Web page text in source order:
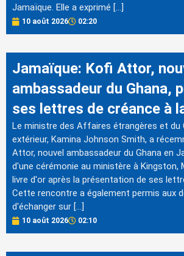
Jamaïque. Elle a exprimé […]
10 août 2026 02:20
Jamaïque: Kofi Attor,
ambassadeur du Ghana,
ses lettres de créance à
Le ministre des Affaires étrangères et du
extérieur, Kamina Johnson Smith, a
Attor, nouvel ambassadeur du Ghana en
d'une cérémonie au ministère à Kingston,
livre d'or après la présentation de ses
Cette rencontre a également permis aux
d'échanger sur […]
10 août 2026 02:10